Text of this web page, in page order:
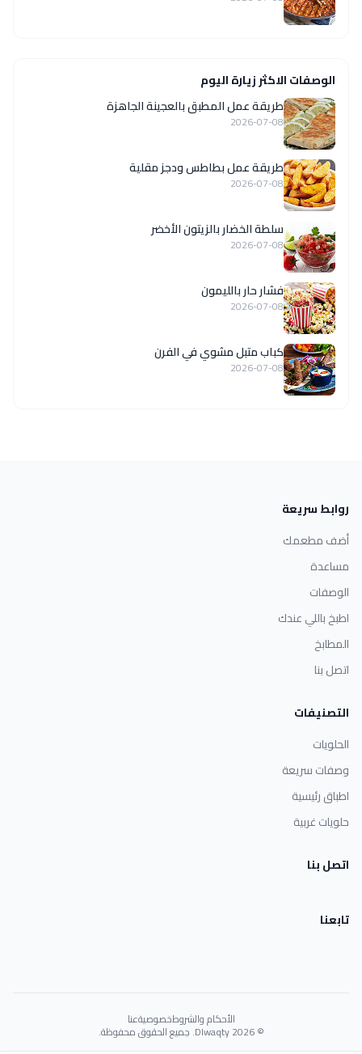
الوصفات الاكثر زيارة اليوم
طريقة عمل المطبق بالعجينة الجاهزة
2026-07-08
طريقة عمل بطاطس ودجز مقلية
2026-07-08
سلطة الخضار بالزيتون الأخضر
2026-07-08
فشار حار بالليمون
2026-07-08
كباب متبل مشوي في الفرن
2026-07-08
روابط سريعة
أضف مطعمك
مساعدة
الوصفات
اطبخ باللي عندك
المطابخ
اتصل بنا
التصنيفات
الحلويات
وصفات سريعة
اطباق رئيسية
حلويات غربية
اتصل بنا
تابعنا
الأحكام والشروطخصوصيةعنا
© 2026 Dlwaqty. جميع الحقوق محفوظة.